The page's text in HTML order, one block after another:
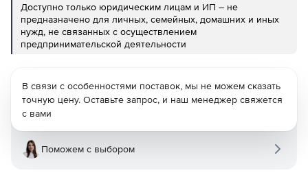
Доступно только юридическим лицам и ИП – не
предназначено для личных, семейных, домашних и иных
нужд, не связанных с осуществлением
предпринимательской деятельности
В связи с особенностями поставок, мы не можем сказать
точную цену. Оставьте запрос, и наш менеджер свяжется
с вами
Поможем с выбором